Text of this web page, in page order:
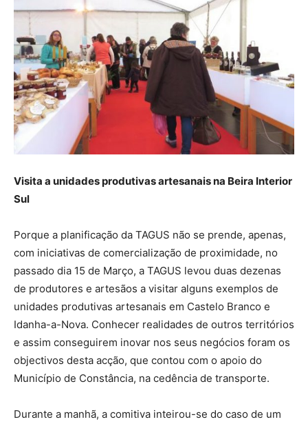
Visita a unidades produtivas artesanais na Beira Interior
Sul
Porque a planificação da TAGUS não se prende, apenas,
com iniciativas de comercialização de proximidade, no
passado dia 15 de Março, a TAGUS levou duas dezenas
de produtores e artesãos a visitar alguns exemplos de
unidades produtivas artesanais em Castelo Branco e
Idanha-a-Nova. Conhecer realidades de outros territórios
e assim conseguirem inovar nos seus negócios foram os
objectivos desta acção, que contou com o apoio do
Município de Constância, na cedência de transporte.
Durante a manhã, a comitiva inteirou-se do caso de um